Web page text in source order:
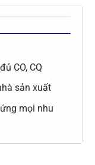
CO, CQ
sản xuất
mọi nhu